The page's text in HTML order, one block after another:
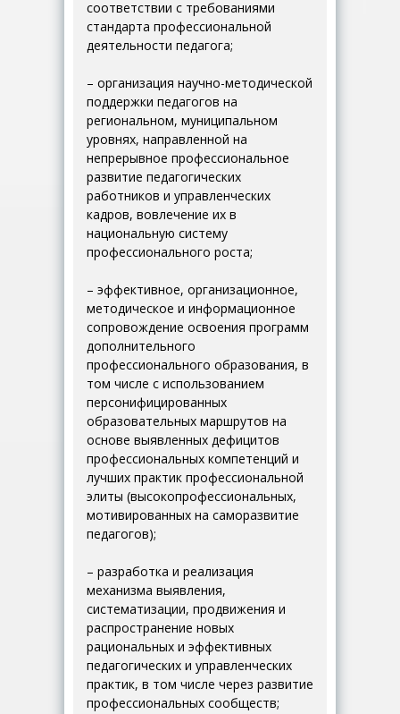
соответствии с требованиями
стандарта профессиональной
деятельности педагога;
– организация научно-методической
поддержки педагогов на
региональном, муниципальном
уровнях, направленной на
непрерывное профессиональное
развитие педагогических
работников и управленческих
кадров, вовлечение их в
национальную систему
профессионального роста;
– эффективное, организационное,
методическое и информационное
сопровождение освоения программ
дополнительного
профессионального образования, в
том числе с использованием
персонифицированных
образовательных маршрутов на
основе выявленных дефицитов
профессиональных компетенций и
лучших практик профессиональной
элиты (высокопрофессиональных,
мотивированных на саморазвитие
педагогов);
– разработка и реализация
механизма выявления,
систематизации, продвижения и
распространение новых
рациональных и эффективных
педагогических и управленческих
практик, в том числе через развитие
профессиональных сообществ;